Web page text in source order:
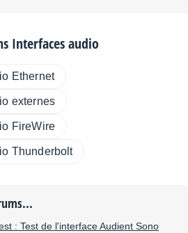
Interfaces audio
Ethernet
externes
FireWire
Thunderbolt
: Test de l'interface Audient Sono